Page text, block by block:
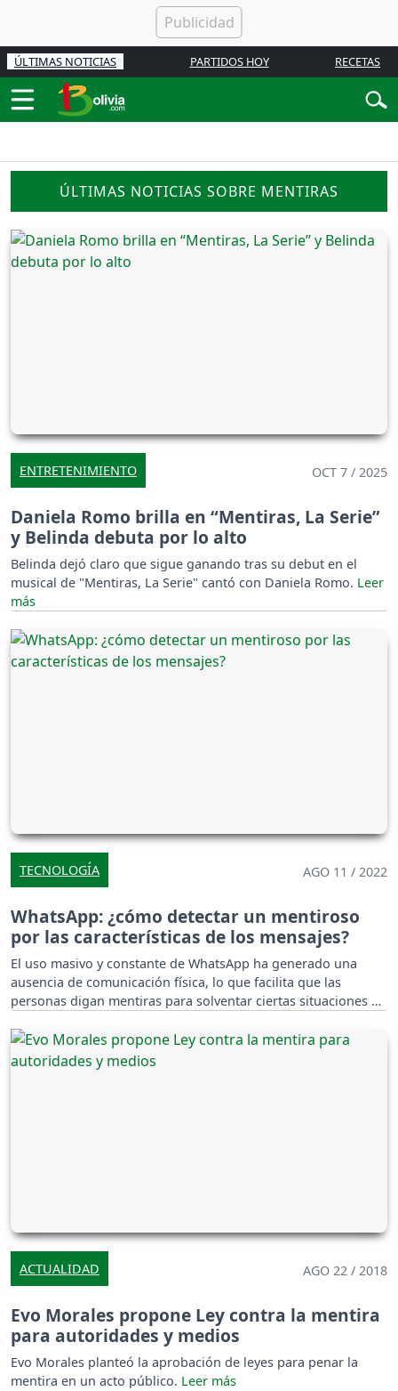
ÚLTIMAS NOTICIAS PARTIDOS HOY RECETAS
ÚLTIMAS NOTICIAS SOBRE MENTIRAS
ENTRETENIMIENTO OCT 7 / 2025
Daniela Romo brilla en “Mentiras, La Serie”
y Belinda debuta por lo alto
Belinda dejó claro que sigue ganando tras su debut en el
musical de "Mentiras, La Serie" cantó con Daniela Romo.
TECNOLOGÍA AGO 11 / 2022
WhatsApp: ¿cómo detectar un mentiroso
por las características de los mensajes?
El uso masivo y constante de WhatsApp ha generado una
ausencia de comunicación física, lo que facilita que las
personas digan mentiras para solventar ciertas situaciones o
ACTUALIDAD AGO 22 / 2018
Evo Morales propone Ley contra la mentira
para autoridades y medios
Evo Morales planteó la aprobación de leyes para penar la
mentira en un acto público.